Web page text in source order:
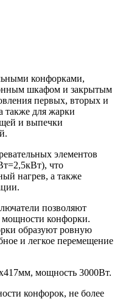
конфорками,
шкафом и закрытым
первых, вторых и
также для жарки
и выпечки
элементов
что
нагрев, а также
позволяют
мощности конфорки.
образуют ровную
и легкое перемещение
мощность 3000Вт.
конфорок, не более